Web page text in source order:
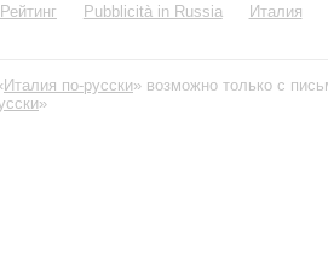
Рейтинг Pubblicità in Russia Италия
Италия по-русски» возможно только с
»